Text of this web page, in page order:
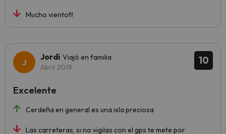
Mucho viento!!!
10
Jordi Viajó en familia
Abril 2019
Cerdeña en general es una isla preciosa
Las carreteras, si no vigilas con el gps te mete por
Excelente